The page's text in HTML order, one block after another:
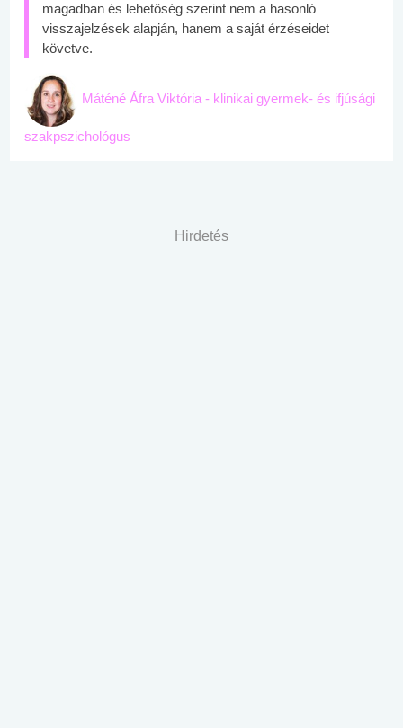
magadban és lehetőség szerint nem a hasonló
visszajelzések alapján, hanem a saját érzéseidet
követve.
Máténé Áfra Viktória - klinikai gyermek- és ifjúsági
szakpszichológus
Hirdetés